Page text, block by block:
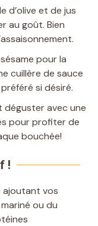
d’olive et de jus
au goût. Bien
pour la
cuillère de sauce
si désiré.
déguster avec une
pour profiter de
bouchée!
!
ajoutant vos
ou du